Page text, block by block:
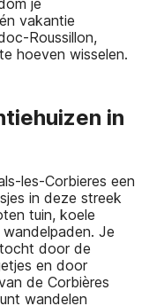
je
vakantie
Roussillon,
hoeven wisselen.
in
les-Corbieres een
in deze streek
tuin, koele
Je
door de
en door
de Corbières
wandelen